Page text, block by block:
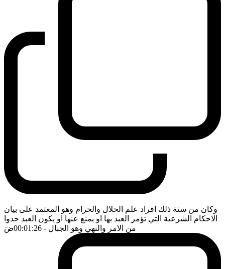
وكان من سنة ذلك افراد علم الحلال والحرام وهو المعتمد على بيان
الاحكام الشرعية التي تؤمر العبد بها او يمنع عنها او يكون العبد حدوا
من الامر والنهي وهو الجبال - 00:01:26 ضَ